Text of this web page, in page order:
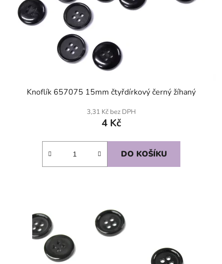
Knoflík 657075 15mm čtyřdírkový černý žíhaný
3,31 Kč bez DPH
4 Kč
DO KOŠÍKU